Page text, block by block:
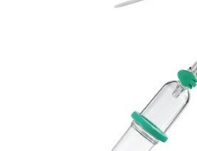
Bezpieczna linia naczyniowa
Kaniula dożylna w